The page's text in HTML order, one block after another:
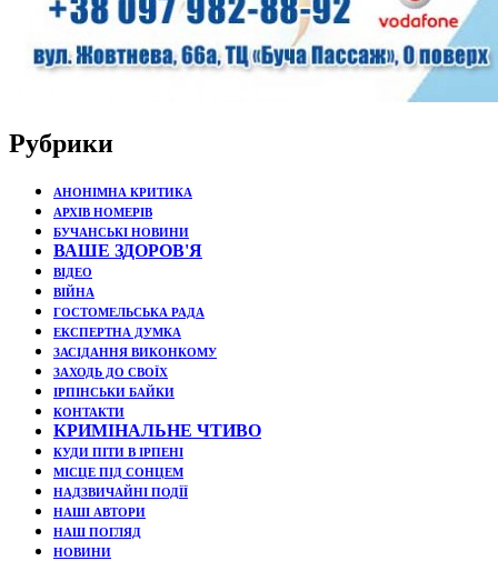
Рубрики
АНОНІМНА КРИТИКА
АРХІВ НОМЕРІВ
БУЧАНСЬКІ НОВИНИ
ВАШЕ ЗДОРОВ'Я
ВІДЕО
ВІЙНА
ГОСТОМЕЛЬСЬКА РАДА
ЕКСПЕРТНА ДУМКА
ЗАСІДАННЯ ВИКОНКОМУ
ЗАХОДЬ ДО СВОЇХ
ІРПІНСЬКИ БАЙКИ
КОНТАКТИ
КРИМІНАЛЬНЕ ЧТИВО
КУДИ ПІТИ В ІРПЕНІ
МІСЦЕ ПІД СОНЦЕМ
НАДЗВИЧАЙНІ ПОДЇЇ
НАШІ АВТОРИ
НАШ ПОГЛЯД
НОВИНИ